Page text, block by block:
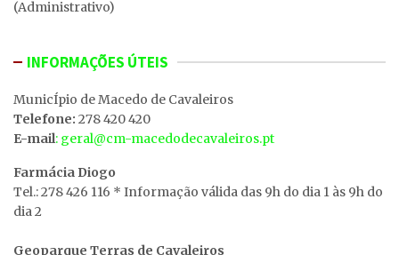
(Administrativo)
INFORMAÇÕES ÚTEIS
MunicÍpio de Macedo de Cavaleiros
Telefone: 278 420 420
E-mail: geral@cm-macedodecavaleiros.pt
Farmácia Diogo
Tel.: 278 426 116 * Informação válida das 9h do dia 1 às 9h do
dia 2
Geoparque Terras de Cavaleiros